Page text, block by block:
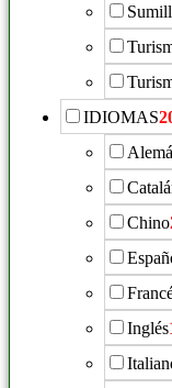
IDIOMAS
Chino
Inglés